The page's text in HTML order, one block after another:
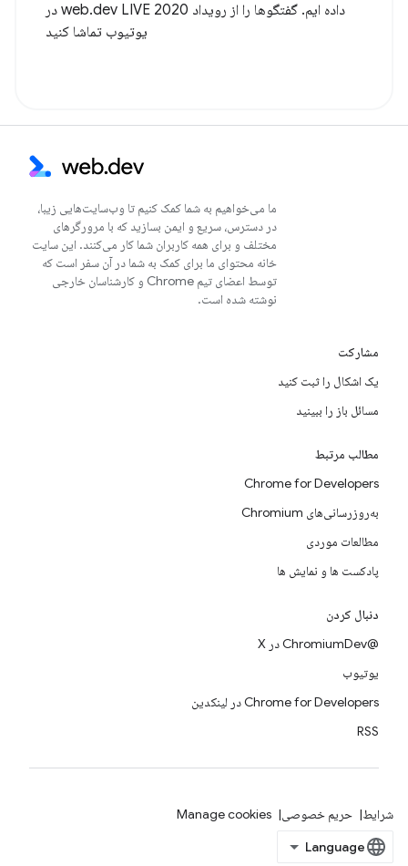
داده ایم. گفتگوها را از رویداد web.dev LIVE 2020 در
یوتیوب تماشا کنید
ما می‌خواهیم به شما کمک کنیم تا وب‌سایت‌هایی زیبا،
در دسترس، سریع و ایمن بسازید که با مرورگرهای
مختلف و برای همه کاربران شما کار می‌کنند. این سایت
خانه محتوای ما برای کمک به شما در آن سفر است که
توسط اعضای تیم Chrome و کارشناسان خارجی
نوشته شده است.
مشارکت
یک اشکال را ثبت کنید
مسائل باز را ببینید
مطالب مرتبط
Chrome for Developers
به‌روزرسانی‌های Chromium
مطالعات موردی
پادکست ها و نمایش ها
دنبال کردن
@ChromiumDev در X
یوتیوب
Chrome for Developers در لینکدین
RSS
شرایط حریم خصوصی Manage cookies